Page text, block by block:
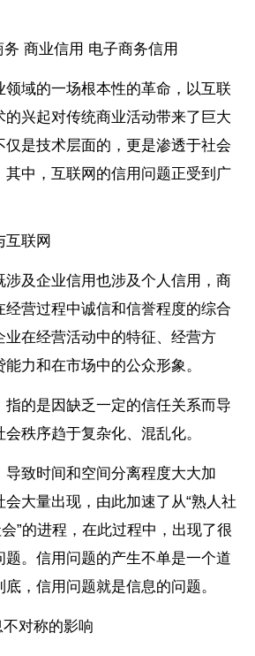
商业信用 电子商务信用
领域的一场根本性的革命，以互联
的兴起对传统商业活动带来了巨大
仅是技术层面的，更是渗透于社会
其中，互联网的信用问题正受到广
互联网
涉及企业信用也涉及个人信用，商
经营过程中诚信和信誉程度的综合
业在经营活动中的特征、经营方
力和在市场中的公众形象。
指的是因缺乏一定的信任关系而导
秩序趋于复杂化、混乱化。
导致时间和空间分离程度大大加
大量出现，由此加速了从“熟人社
”的进程，在此过程中，出现了很
题。信用问题的产生不单是一个道
，信用问题就是信息的问题。
对称的影响